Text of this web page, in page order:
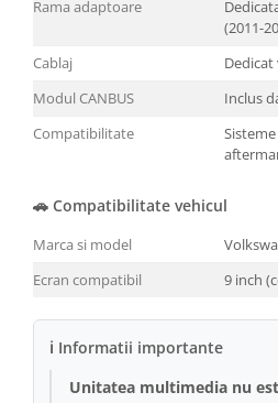
Conectică Hyundai
Conectică Mitsubishi
Lumini ambientale
Rama adaptoare
(2011-
Cablaj
Modul CANBUS
Inclus
Compatibilitate
🚗 Compatibilitate vehicul
Marca si model
Ecran compatibil
9 inch
ℹ Informatii importante
Unitatea multimedia nu